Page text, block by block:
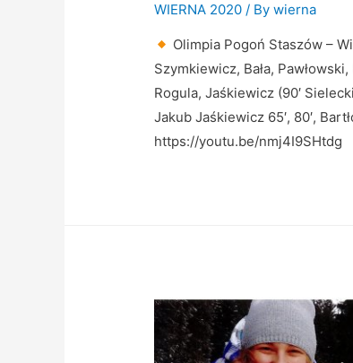
WIERNA 2020 / Bywierna
Olimpia Pogoń Staszów –
Szymkiewicz, Bała,
Rogula, Jaśkiewicz (90′
Jakub Jaśkiewicz 65′, 80′,
https://youtu.be/nmj4I9SHtdg